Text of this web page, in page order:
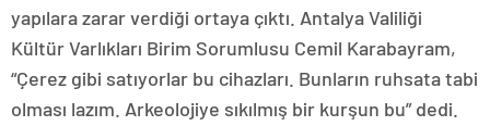
yapılara zarar verdiği ortaya çıktı. Antalya Valiliği
Kültür Varlıkları Birim Sorumlusu Cemil Karabayram,
“Çerez gibi satıyorlar bu cihazları. Bunların ruhsata tabi
olması lazım. Arkeolojiye sıkılmış bir kurşun bu” dedi.